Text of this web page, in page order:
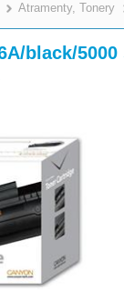
>
Atramenty, Tonery
black/